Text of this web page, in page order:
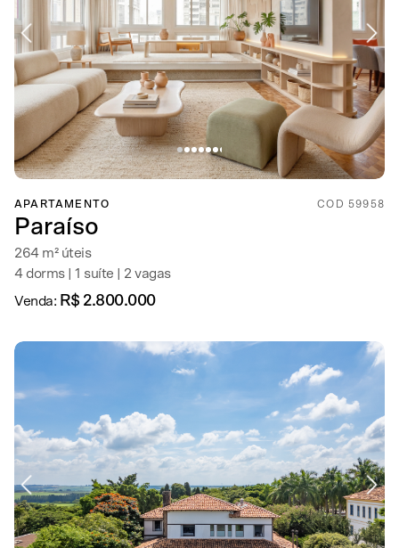
APARTAMENTO COD 59958
Paraíso
264 m² úteis
4 dorms | 1 suíte | 2 vagas
Venda: R$ 2.800.000